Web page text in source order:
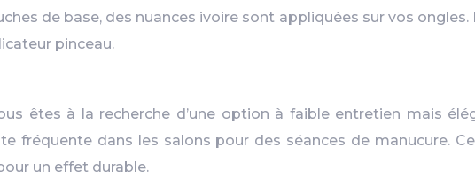
de base, des nuances ivoire sont appliquées sur vos
pinceau.
êtes à la recherche d’une option à faible entretien mais
fréquente dans les salons pour des séances de manucure.
un effet durable.